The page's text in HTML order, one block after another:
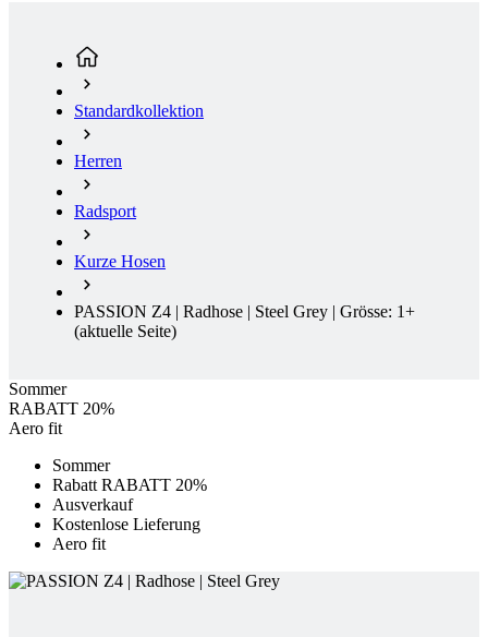
Herren
Radsport
Kurze Hosen
PASSION Z4 | Radhose | Steel Grey | Grösse: 1+
(aktuelle Seite)
Sommer
RABATT 20%
Rabatt RABATT 20%
Ausverkauf
Kostenlose Lieferung